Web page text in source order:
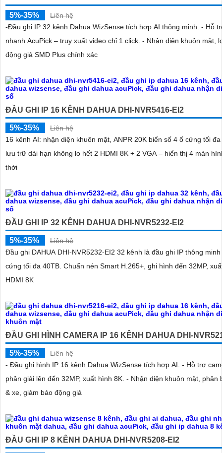
5%-35%
Liên hệ
-Đầu ghi IP 32 kênh Dahua WizSense tích hợp AI thông minh. - Hỗ
nhanh AcuPick – truy xuất video chỉ 1 click. - Nhận diện khuôn mặt,
động giả SMD Plus chính xác
ĐẦU GHI IP 16 KÊNH DAHUA DHI-NVR5416-EI2
5%-35%
Liên hệ
16 kênh AI: nhận diện khuôn mặt, ANPR 20K biển số 4 ổ cứng tối
lưu trữ dài hạn không lo hết 2 HDMI 8K + 2 VGA – hiển thị 4 màn
thời
ĐẦU GHI IP 32 KÊNH DAHUA DHI-NVR5232-EI2
5%-35%
Liên hệ
Đầu ghi DAHUA DHI-NVR5232-EI2 32 kênh là đầu ghi IP thông
cứng tối đa 40TB. Chuẩn nén Smart H.265+, ghi hình đến 32MP,
HDMI 8K
ĐẦU GHI HÌNH CAMERA IP 16 KÊNH DAHUA DHI-
5%-35%
Liên hệ
- Đầu ghi hình IP 16 kênh Dahua WizSense tích hợp AI. - Hỗ trợ
phân giải lên đến 32MP, xuất hình 8K. - Nhận diện khuôn mặt, phân
& xe, giảm báo động giả
ĐẦU GHI IP 8 KÊNH DAHUA DHI-NVR5208-EI2